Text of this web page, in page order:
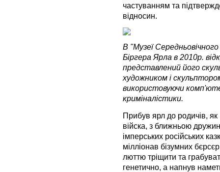
частуванням та
відносин.
В "Музеї
Біргера Ярла в 2010р.
представлений його
художником і
використовуючи
криміналістики.
Прибув ярл до родичів,
війска, з ближньою
імперських російських
мілліонав бізумних
люттю тріщити та
генетично, а напнув